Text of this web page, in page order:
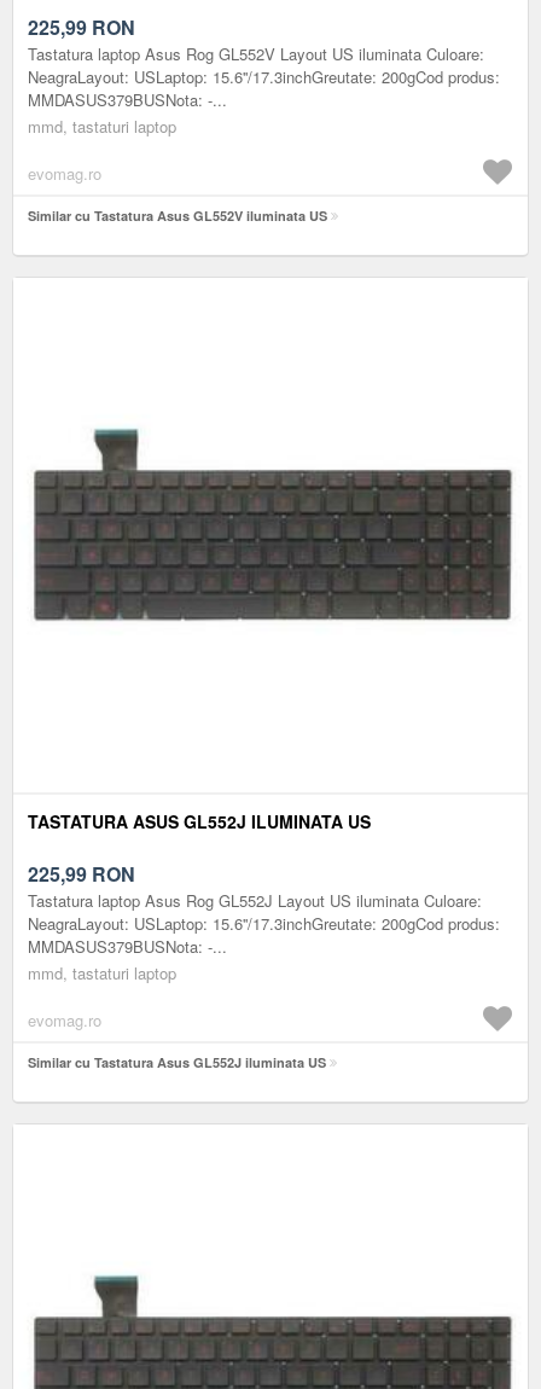
225,99 RON
Tastatura laptop Asus Rog GL552V Layout US iluminata Culoare:
NeagraLayout: USLaptop: 15.6''/17.3inchGreutate: 200gCod produs:
MMDASUS379BUSNota: -...
mmd, tastaturi laptop
evomag.ro
Similar cu Tastatura Asus GL552V iluminata US
TASTATURA ASUS GL552J ILUMINATA US
225,99 RON
Tastatura laptop Asus Rog GL552J Layout US iluminata Culoare:
NeagraLayout: USLaptop: 15.6''/17.3inchGreutate: 200gCod produs:
MMDASUS379BUSNota: -...
mmd, tastaturi laptop
evomag.ro
Similar cu Tastatura Asus GL552J iluminata US